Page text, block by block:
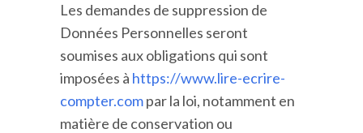
Les demandes de suppression de
Données Personnelles seront
soumises aux obligations qui sont
imposées à https://www.lire-ecrire-
compter.compar la loi, notamment en
matière de conservation ou